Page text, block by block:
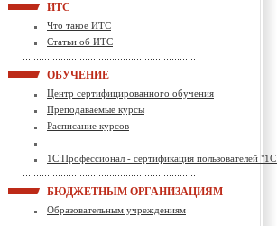
ИТС
Что такое ИТС
Статьи об ИТС
ОБУЧЕНИЕ
Центр сертифицированного обучения
Преподаваемые курсы
Расписание курсов
1С:Профессионал - сертификация пользователей
БЮДЖЕТНЫМ ОРГАНИЗАЦИЯМ
Образовательным учреждениям